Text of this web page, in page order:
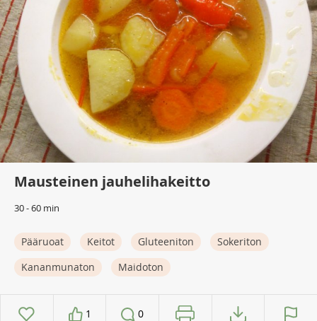
Mausteinen jauhelihakeitto
30 - 60 min
Pääruoat Keitot Gluteeniton
Sokeriton
Kananmunaton
Maidoton
1 0